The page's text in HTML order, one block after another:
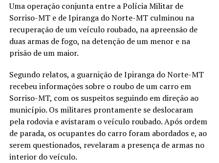
Uma operação conjunta entre a Polícia Militar de
Sorriso-MT e de Ipiranga do Norte-MT culminou na
recuperação de um veículo roubado, na apreensão de
duas armas de fogo, na detenção de um menor e na
prisão de um maior.
Segundo relatos, a guarnição de Ipiranga do Norte-MT
recebeu informações sobre o roubo de um carro em
Sorriso-MT, com os suspeitos seguindo em direção ao
município. Os militares prontamente se deslocaram
pela rodovia e avistaram o veículo roubado. Após ordem
de parada, os ocupantes do carro foram abordados e, ao
serem questionados, revelaram a presença de armas no
interior do veículo.